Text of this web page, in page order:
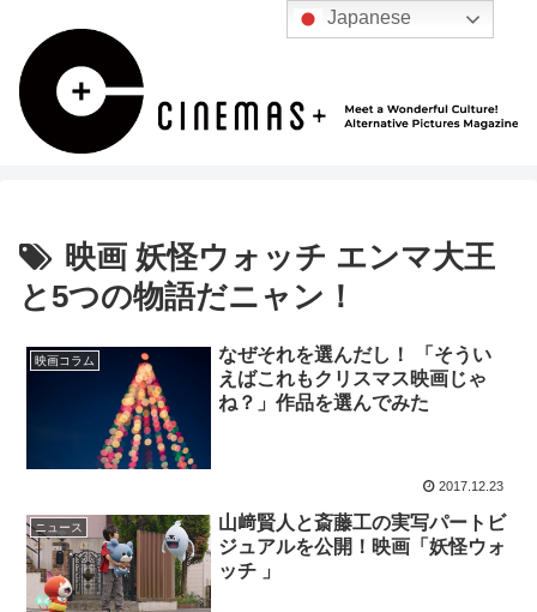
映画 妖怪ウォッチ エンマ大王
と5つの物語だニャン！
映画コラム
なぜそれを選んだし！ 「そうい
えばこれもクリスマス映画じゃ
ね？」作品を選んでみた
2017.12.23
ニュース
山﨑賢人と斎藤工の実写パートビ
ジュアルを公開！映画「妖怪ウォ
ッチ 」
Japanese